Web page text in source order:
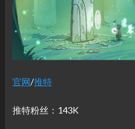
官网/推特
推特粉丝：143K